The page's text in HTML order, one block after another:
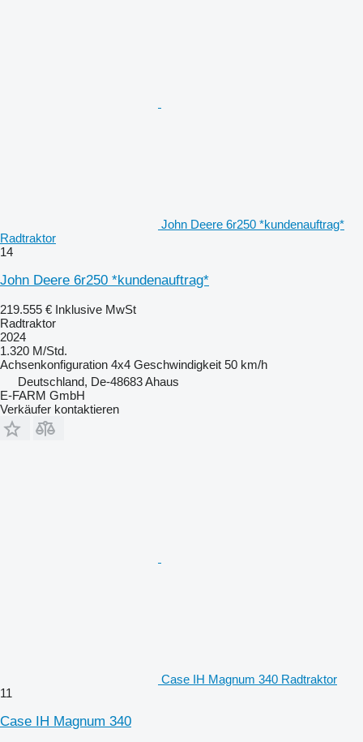
John Deere 6r250 *kundenauftrag*
Radtraktor
14
John Deere 6r250 *kundenauftrag*
219.555 € Inklusive MwSt
Radtraktor
2024
1.320 M/Std.
Achsenkonfiguration 4x4 Geschwindigkeit 50 km/h
Deutschland, De-48683 Ahaus
E-FARM GmbH
Verkäufer kontaktieren
Case IH Magnum 340 Radtraktor
11
Case IH Magnum 340